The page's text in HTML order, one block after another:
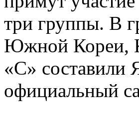
три группы. В
Южной Кореи,
«С» составили
официальный